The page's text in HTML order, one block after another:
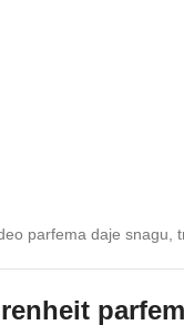
parfema daje snagu,